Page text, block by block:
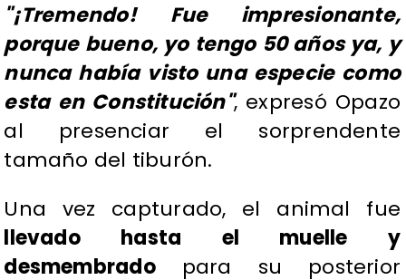
​"¡Tremendo! Fue impresionante,
porque bueno, yo tengo 50 años ya, y
nunca había visto una especie como
esta en Constitución", expresó Opazo
al presenciar el sorprendente
tamaño del tiburón.
​Una vez capturado, el animal fue
llevado hasta el muelle y
desmembradopara su posterior